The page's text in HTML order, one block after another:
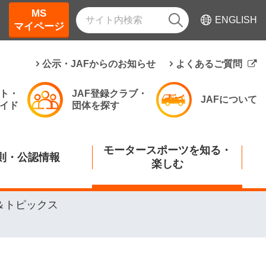
MS
マイページ
ENGLISH
公示・JAFからのお知らせ よくあるご質問
・
ド
JAF登録クラブ・
団体を探す
JAFについて
・公認情報
モータースポーツを知る・
楽しむ
トピックス